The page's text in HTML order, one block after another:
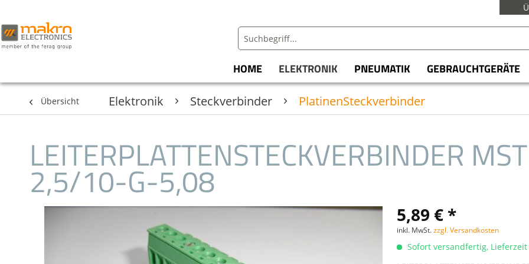
HOME ELEKTRONIK PNEUMATIK GEBRAUCHTGERÄTE
Übersicht Elektronik Steckverbinder PlatinenSteckverbinder
LEITERPLATTENSTECKVERBINDER
2,5/10-G-5,08
5,89 € *
inkl. MwSt.zzgl. Versandkosten
Sofort versandfertig, Lieferzeit